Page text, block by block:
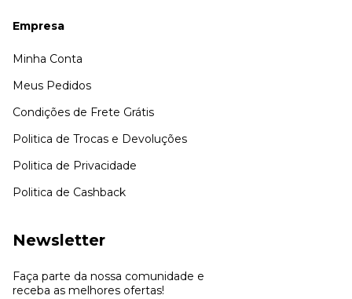
Empresa
Minha Conta
Meus Pedidos
Condições de Frete Grátis
Politica de Trocas e Devoluções
Politica de Privacidade
Politica de Cashback
Newsletter
Faça parte da nossa comunidade e
receba as melhores ofertas!